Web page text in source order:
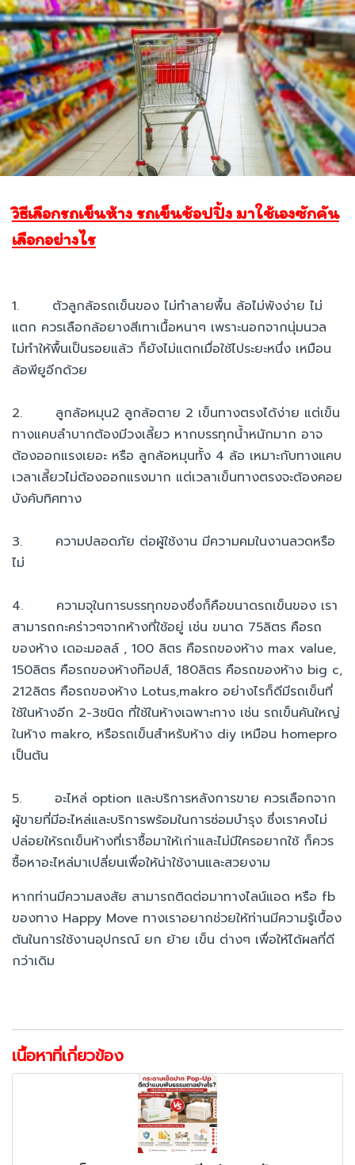
วิธีเลือกรถเข็นห้าง รถเข็นช้อปปิ้ง มาใช้เองซักคัน
เลือกอย่างไร
1. ตัวลูกล้อรถเข็นของ ไม่ทำลายพื้น ล้อไม่พังง่าย ไม่
แตก ควรเลือกล้อยางสีเทาเนื้อหนาๆ เพราะนอกจากนุ่มนวล
ไม่ทำให้พื้นเป็นรอยแล้ว ก็ยังไม่แตกเมื่อใช้ไประยะหนึ่ง เหมือน
ล้อพียูอีกด้วย
2. ลูกล้อหมุน2 ลูกล้อตาย 2 เข็นทางตรงได้ง่าย แต่เข็น
ทางแคบลำบากต้องมีวงเลี้ยว หากบรรทุกน้ำหนักมาก อาจ
ต้องออกแรงเยอะ หรือ ลูกล้อหมุนทั้ง 4 ล้อ เหมาะกับทางแคบ
เวลาเลี้ยวไม่ต้องออกแรงมาก แต่เวลาเข็นทางตรงจะต้องคอย
บังคับทิศทาง
3. ความปลอดภัย ต่อผู้ใช้งาน มีความคมในงานลวดหรือ
ไม่
4. ความจุในการบรรทุกของซึ่งก็คือขนาดรถเข็นของ เรา
สามารถกะคร่าวๆจากห้างที่ใช้อยู่ เช่น ขนาด 75ลิตร คือรถ
ของห้าง เดอะมอลล์ , 100 ลิตร คือรถของห้าง max value,
150ลิตร คือรถของห้างท๊อปส์, 180ลิตร คือรถของห้าง big c,
212ลิตร คือรถของห้าง Lotus,makro อย่างไรก็ดีมีรถเข็นที่
ใช้ในห้างอีก 2-3ชนิด ที่ใช้ในห้างเฉพาะทาง เช่น รถเข็นคันใหญ่
ในห้าง makro, หรือรถเข็นสำหรับห้าง diy เหมือน homepro
เป็นต้น
5. อะไหล่ option และบริการหลังการขาย ควรเลือกจาก
ผู้ขายที่มีอะไหล่และบริการพร้อมในการซ่อมบำรุง ซึ่งเราคงไม่
ปล่อยให้รถเข็นห้างที่เราซื้อมาให้เก่าและไม่มีใครอยากใช้ ก็ควร
ซื้อหาอะไหล่มาเปลี่ยนเพื่อให้น่าใช้งานและสวยงาม
หากท่านมีความสงสัย สามารถติดต่อมาทางไลน์แอด หรือ fb
ของทาง Happy Move ทางเราอยากช่วยให้ท่านมีความรู้เบื้อง
ต้นในการใช้งานอุปกรณ์ ยก ย้าย เข็น ต่างๆ เพื่อให้ได้ผลที่ดี
กว่าเดิม
เนื้อหาที่เกี่ยวข้อง